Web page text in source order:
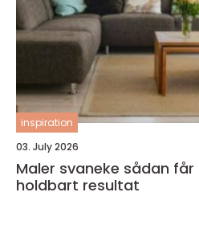
inspiration
03. July 2026
Maler svaneke sådan får du et flot og
holdbart resultat